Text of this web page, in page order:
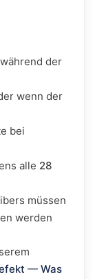
der
wenn der
bei
alle 28
müssen
werden
— Was